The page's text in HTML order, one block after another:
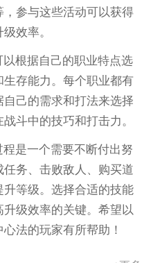
参与这些活动可以获得
效率。
根据自己的职业特点选
存能力。每个职业都有
己的需求和打法来选择
斗中的技巧和打击力。
是一个需要不断付出努
务、击败敌人、购买道
等级。选择合适的技能
级效率的关键。希望以
法的玩家有所帮助！